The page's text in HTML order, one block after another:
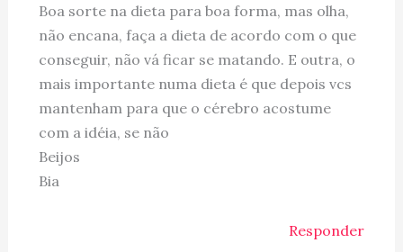
Boa sorte na dieta para boa forma, mas olha,
não encana, faça a dieta de acordo com o que
conseguir, não vá ficar se matando. E outra, o
mais importante numa dieta é que depois vcs
mantenham para que o cérebro acostume
com a idéia, se não
Beijos
Bia
Responder